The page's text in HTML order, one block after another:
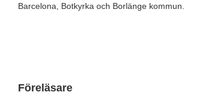
Barcelona, Botkyrka och Borlänge kommun.
Föreläsare